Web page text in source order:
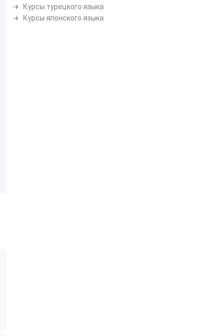
Курсы турецкого языка
Курсы японского языка